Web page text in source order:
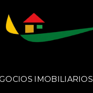
IMOBILIARIOS